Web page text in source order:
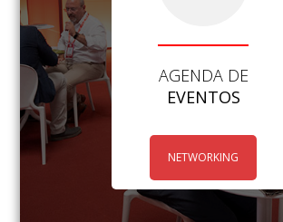
AGENDA DE
EVENTOS
NETWORKING